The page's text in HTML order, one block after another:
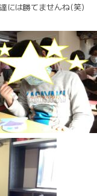
には勝てませんね(笑)